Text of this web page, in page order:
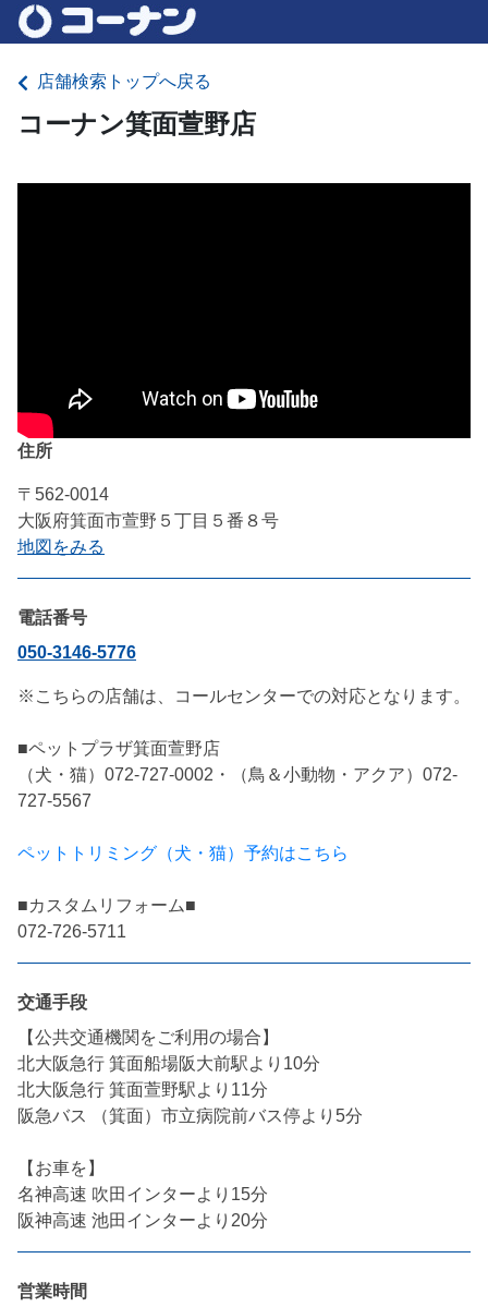
店舗検索トップへ戻る
コーナン箕面萱野店
住所
〒562-0014
大阪府箕面市萱野５丁目５番８号
地図をみる
電話番号
050-3146-5776
※こちらの店舗は、コールセンターでの対応となります。
■ペットプラザ箕面萱野店
（犬・猫）072-727-0002・（鳥＆小動物・アクア）072-
727-5567
ペットトリミング（犬・猫）予約はこちら
■カスタムリフォーム■
072-726-5711
交通手段
【公共交通機関をご利用の場合】
北大阪急行 箕面船場阪大前駅より10分
北大阪急行 箕面萱野駅より11分
阪急バス （箕面）市立病院前バス停より5分
【お車を】
名神高速 吹田インターより15分
阪神高速 池田インターより20分
営業時間